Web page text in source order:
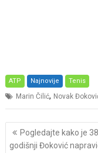
ATP Najnovije Tenis
Marin Čilić, Novak
Post
navigation
Pogledajte kako je
godišnji Đoković